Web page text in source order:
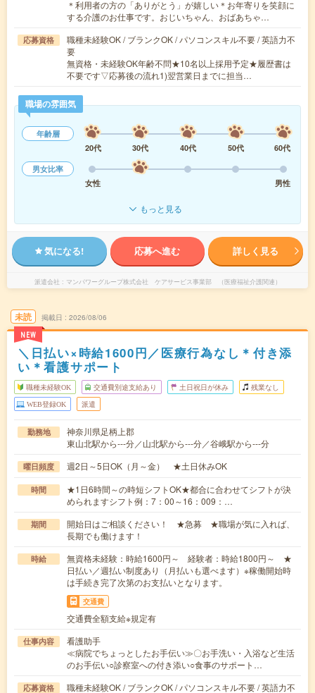
＊利用者の方の「ありがとう」が嬉しい＊お年寄りを笑顔に
する介護のお仕事です。おじいちゃん、おばあちゃ…
応募資格
職種未経験OK / ブランクOK / パソコンスキル不要 / 英語力不
要
無資格・未経験OK年齢不問★10名以上採用予定★履歴書は
不要です▽応募後の流れ1)翌営業日までに担当…
職場の雰囲気
年齢層
20代
30代 40代 50代
60代
男女比率
女性
男性
もっと見る
気になる! 応募へ進む 詳しく見る
派遣会社 マンパワーグループ株式会社 ケアサービス事業部 （医療福祉介護関連）
未読
NEW
掲載日 2026/08/06
＼日払い×時給1600円／医療行為なし＊付き添
い＊看護サポート
職種未経験OK 交通費別途支給あり 土日祝日が休み 残業なし
WEB登録OK 派遣
勤務地
神奈川県足柄上郡
東山北駅から---分／山北駅から---分／谷峨駅から---分
曜日頻度 週2日～5日OK（月～金） ★土日休みOK
時間
★1日6時間～の時短シフトOK★都合に合わせてシフトが決
められますシフト例：7：00～16：009：…
期間
開始日はご相談ください！ ★急募 ★職場が気に入れば、
長期でも働けます！
時給
無資格未経験：時給1600円～ 経験者：時給1800円～ ★
日払い／週払い制度あり（月払いも選べます）※稼働開始時
は手続き完了次第のお支払いとなります。
交通費
交通費全額支給※規定有
仕事内容
看護助手
≪病院でちょっとしたお手伝い≫〇お手洗い・入浴など生活
のお手伝い○診察室への付き添い○食事のサポート…
応募資格
職種未経験OK / ブランクOK / パソコンスキル不要 / 英語力不